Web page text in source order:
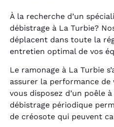
À la recherche d’un
débistrage à La Turbie?
déplacent dans toute la
entretien optimal de vos
Le ramonage à La Turbie
assurer la performance de
vous disposez d’un poêle
débistrage périodique
de créosote qui peuvent